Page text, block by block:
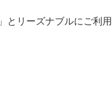
とリーズナブルにご利用